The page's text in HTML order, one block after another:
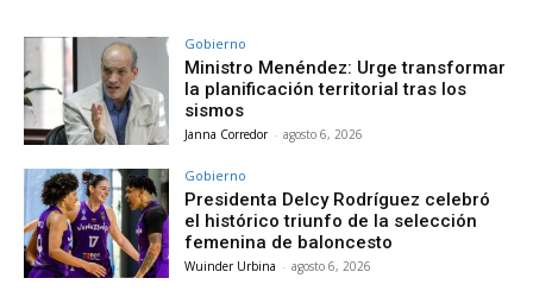
Gobierno
Ministro Menéndez: Urge transformar
la planificación territorial tras los
sismos
Janna Corredor - agosto 6, 2026
Gobierno
Presidenta Delcy Rodríguez celebró
el histórico triunfo de la selección
femenina de baloncesto
Wuinder Urbina - agosto 6, 2026